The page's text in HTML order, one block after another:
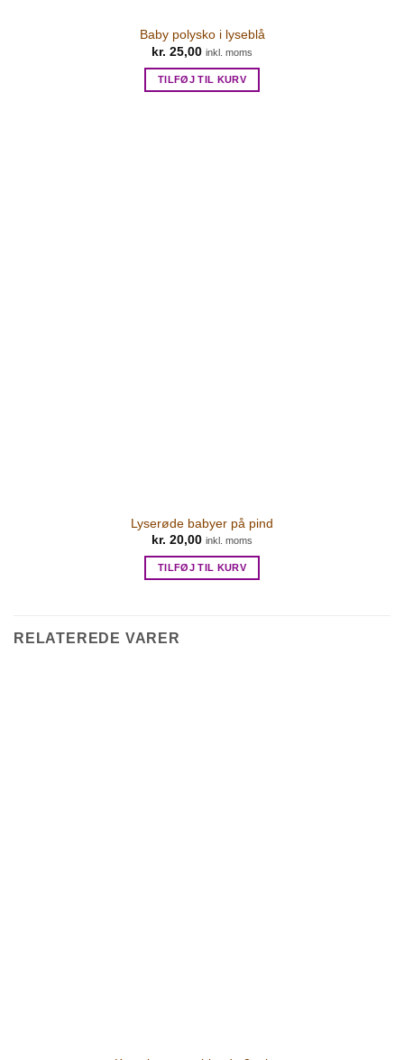
Baby polysko i lyseblå
kr. 25,00 inkl. moms
TILFØJ TIL KURV
Lyserøde babyer på pind
kr. 20,00 inkl. moms
TILFØJ TIL KURV
RELATEREDE VARER